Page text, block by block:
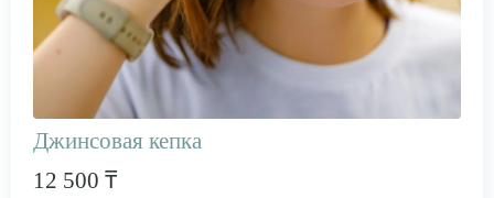
Джинсовая кепка
12 500 ₸